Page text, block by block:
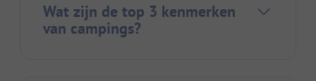
Wat zijn de top 3 kenmerken
van campings?